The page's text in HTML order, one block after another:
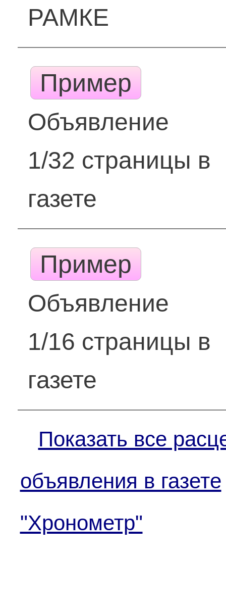
РАМКЕ
Пример
Объявление
1/32 страницы в
газете
Пример
Объявление
1/16 страницы в
газете
Показать все
объявления в газете
"Хронометр"